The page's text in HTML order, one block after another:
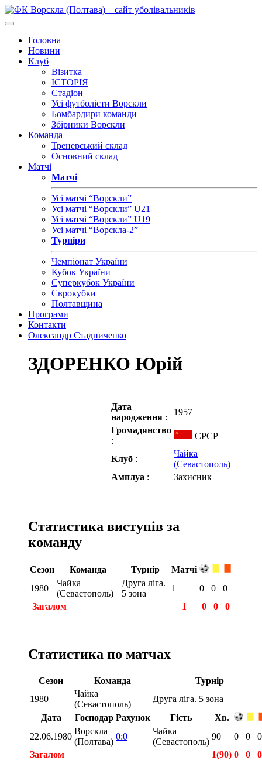
Головна
Новини
Клуб
Візитка
ІСТОРІЯ
Стадіон
Усі футболісти Ворскли
Бомбардири команди
Збірники Ворскли
Команда
Тренерський склад
Основний склад
Матчі
Матчі
Усі матчі “Ворскли”
Усі матчі “Ворскли” U21
Усі матчі “Ворскли” U19
Усі матчі “Ворскла-2”
Турніри
Чемпіонат України
Кубок України
Суперкубок України
Єврокубки
Полтавщина
Програми
Контакти
Олександр Стадниченко
ЗДОРЕНКО Юрій
Дата
народження :
1957
Громадянство
:
СРСР
Клуб :
Чайка
(Севастополь)
Амплуа : Захисник
Статистика виступів за
команду
Сезон Команда Турнір
Матчі
1980
Чайка
(Севастополь)
Друга ліга.
5 зона
1 0 0
0
Загалом
1 0 0 0
Статистика по матчах
Сезон Команда
Турнір
1980
Чайка
(Севастополь)
Друга ліга. 5 зона
Дата
Господар Рахунок Гість
Хв.
22.06.1980
Ворскла
(Полтава)
0:0
Чайка
(Севастополь)
90 0 0
0
Загалом
1(90) 0 0
0